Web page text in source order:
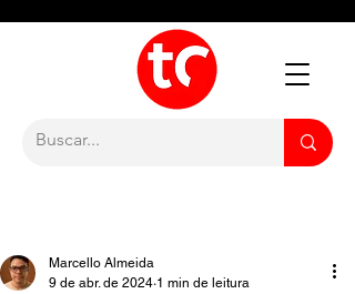
Marcello Almeida
9 de abr. de 2024 1 min de leitura